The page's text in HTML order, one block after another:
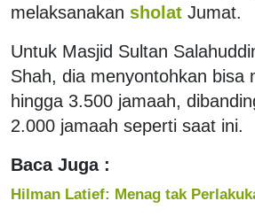
melaksanakan sholat Jumat.
Untuk Masjid Sultan
Shah, dia menyontohkan bisa
hingga 3.500 jamaah,
2.000 jamaah seperti saat ini.
Baca Juga :
Hilman Latief: Menag tak